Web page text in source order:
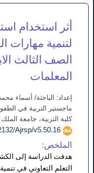
أثر استخدام
لتنمية مهارات
الصف الثالث
المعلمات
إعداد: الباحثة/ أسماء
ماجستير التربية في
كلية التربية، جامعة
doi.org/10.52132/Ajrsp/v5.50.16
الملخص:
هدفت الدراسة إلى
التعلم التعاوني في